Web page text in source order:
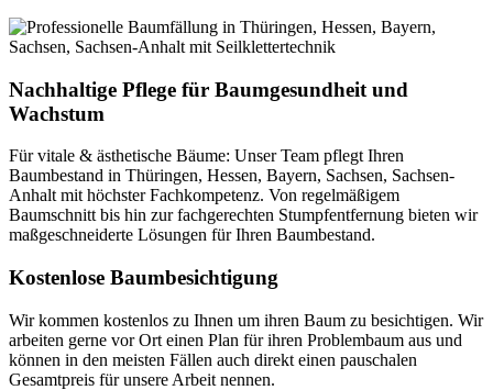
Nachhaltige Pflege für Baumgesundheit und
Wachstum
Für vitale & ästhetische Bäume: Unser Team pflegt Ihren
Baumbestand in Thüringen, Hessen, Bayern, Sachsen, Sachsen-
Anhalt mit höchster Fachkompetenz. Von regelmäßigem
Baumschnitt bis hin zur fachgerechten Stumpfentfernung bieten wir
maßgeschneiderte Lösungen für Ihren Baumbestand.
Kostenlose Baumbesichtigung
Wir kommen kostenlos zu Ihnen um ihren Baum zu besichtigen. Wir
arbeiten gerne vor Ort einen Plan für ihren Problembaum aus und
können in den meisten Fällen auch direkt einen pauschalen
Gesamtpreis für unsere Arbeit nennen.